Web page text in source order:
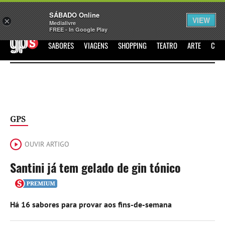
Sábado Assine Iniciar Sessão
GPS SABORES VIAGENS SHOPPING TEATRO ARTE
GPS
OUVIR ARTIGO
Santini já tem gelado de gin tónico
Há 16 sabores para provar aos fins-de-semana
×
SÁBADO Online
Medialivre
FREE - In Google Play
VIEW